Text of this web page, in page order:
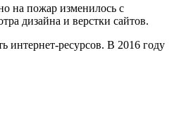
на пожар изменилось с
дизайна и верстки сайтов.
интернет-ресурсов. В 2016 году